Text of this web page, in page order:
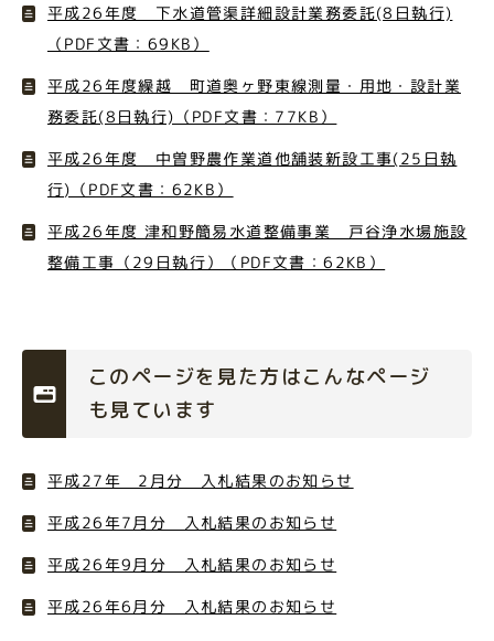
平成26年度 下水道管渠詳細設計業務委託(8日執行)
（PDF文書：69KB）
平成26年度繰越 町道奥ヶ野東線測量・用地・設計業
務委託(8日執行)（PDF文書：77KB）
平成26年度 中曽野農作業道他舗装新設工事(25日執
行)（PDF文書：62KB）
平成26年度 津和野簡易水道整備事業 戸谷浄水場施設
整備工事（29日執行）（PDF文書：62KB）
このページを見た方はこんなページ
も見ています
平成27年 2月分 入札結果のお知らせ
平成26年7月分 入札結果のお知らせ
平成26年9月分 入札結果のお知らせ
平成26年6月分 入札結果のお知らせ